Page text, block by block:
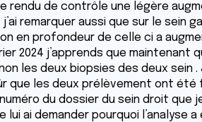
rendu de contrôle une légère
remarquer aussi que sur le sein
en profondeur de celle ci a
2024 j’apprends que maintenant
les deux biopsies des deux sein .
que les deux prélèvement ont été
du dossier du sein droit que
ai demander pourquoi l’analyse